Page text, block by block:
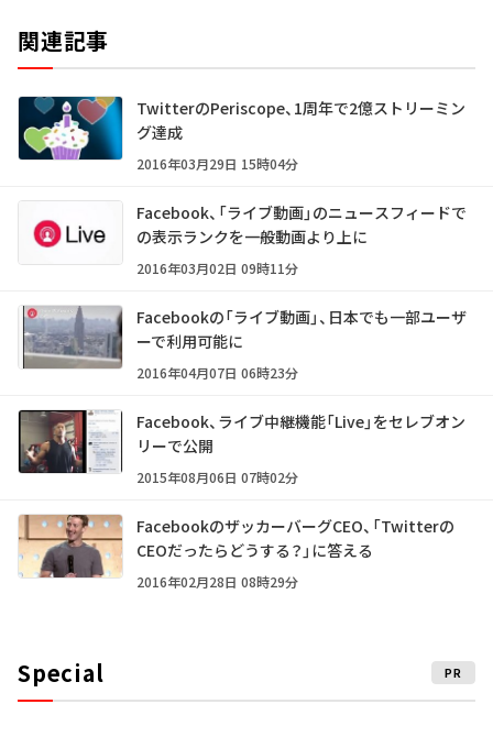
関連記事
TwitterのPeriscope、1周年で2億ストリーミン
グ達成
2016年03月29日 15時04分
Facebook、「ライブ動画」のニュースフィードで
の表示ランクを一般動画より上に
2016年03月02日 09時11分
Facebookの「ライブ動画」、日本でも一部ユーザ
ーで利用可能に
2016年04月07日 06時23分
Facebook、ライブ中継機能「Live」をセレブオン
リーで公開
2015年08月06日 07時02分
FacebookのザッカーバーグCEO、「Twitterの
CEOだったらどうする？」に答える
2016年02月28日 08時29分
Special PR